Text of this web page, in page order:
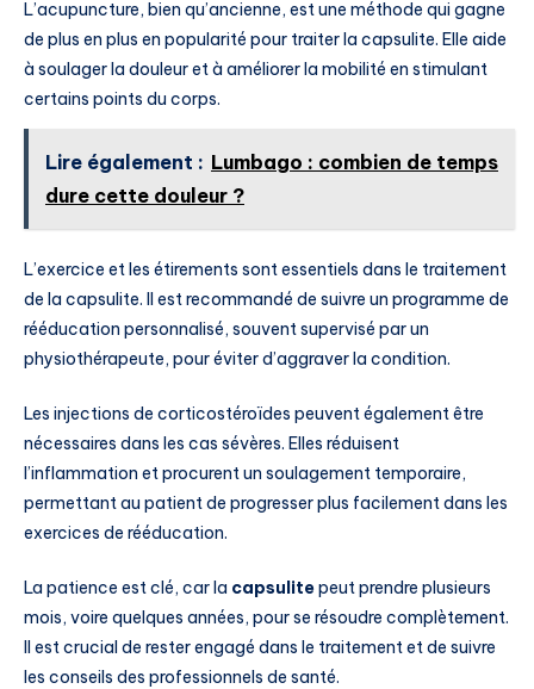
L’acupuncture, bien qu’ancienne, est une méthode qui gagne
de plus en plus en popularité pour traiter la capsulite. Elle aide
à soulager la douleur et à améliorer la mobilité en stimulant
certains points du corps.
Lire également : Lumbago : combien de temps
dure cette douleur ?
L’exercice et les étirements sont essentiels dans le traitement
de la capsulite. Il est recommandé de suivre un programme de
rééducation personnalisé, souvent supervisé par un
physiothérapeute, pour éviter d’aggraver la condition.
Les injections de corticostéroïdes peuvent également être
nécessaires dans les cas sévères. Elles réduisent
l’inflammation et procurent un soulagement temporaire,
permettant au patient de progresser plus facilement dans les
exercices de rééducation.
La patience est clé, car la capsulitepeut prendre plusieurs
mois, voire quelques années, pour se résoudre complètement.
Il est crucial de rester engagé dans le traitement et de suivre
les conseils des professionnels de santé.